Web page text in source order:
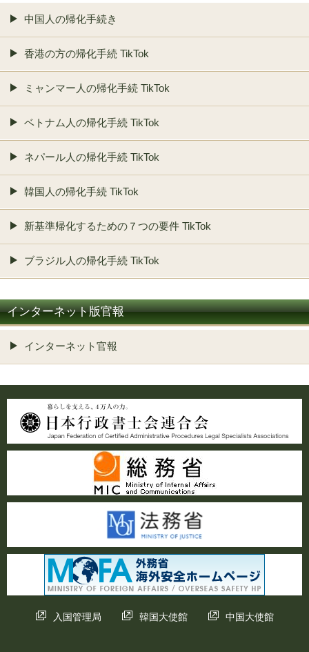
中国人の帰化手続き
香港の方の帰化手続 TikTok
ミャンマー人の帰化手続 TikTok
ベトナム人の帰化手続 TikTok
ネパール人の帰化手続 TikTok
韓国人の帰化手続 TikTok
新基準帰化するための７つの要件 TikTok
ブラジル人の帰化手続 TikTok
インターネット版官報
インターネット官報
入国管理局 韓国大使館 中国大使館